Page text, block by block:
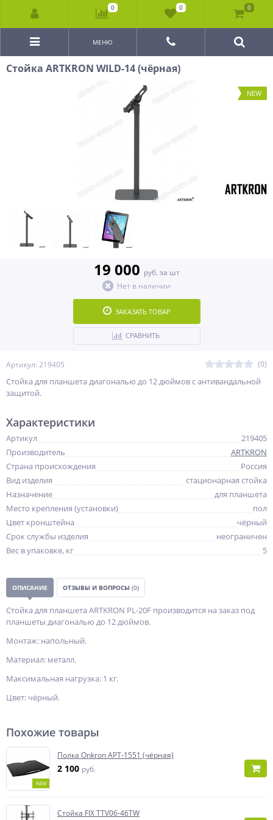
МЕНЮ
Стойка ARTKRON WILD-14 (чёрная)
NEW
Артикул: 219405 (0)
Стойка для планшета диагональю до 12 дюймов с антивандальной
защитой.
19 000 руб. за шт
Нет в наличии
ЗАКАЗАТЬ ТОВАР
СРАВНИТЬ
Характеристики
Артикул
219405
Производитель
ARTKRON
Страна происхождения
Россия
Вид изделия
стационарная стойка
Назначение
для планшета
Место крепления (установки)
пол
Цвет кронштейна
чёрный
Срок службы изделия
неограничен
Вес в упаковке, кг
5
ОПИСАНИЕ ОТЗЫВЫ И ВОПРОСЫ (0)
Стойка для планшета ARTKRON PL-20F производится на заказ под
планшеты диагональю до 12 дюймов.
Монтаж: напольный.
Материал: металл.
Максимальная нагрузка: 1 кг.
Цвет: чёрный.
Похожие товары
NEW
Полка Onkron APT-1551 (чёрная)
2 100 руб.
Стойка FIX TTV06-46TW
0 0 0